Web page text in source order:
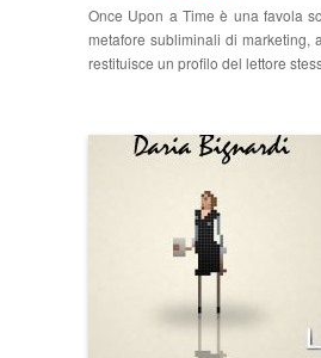
Once Upon a Time è una favola
metafore subliminali di marketing,
restituisce un profilo del lettore